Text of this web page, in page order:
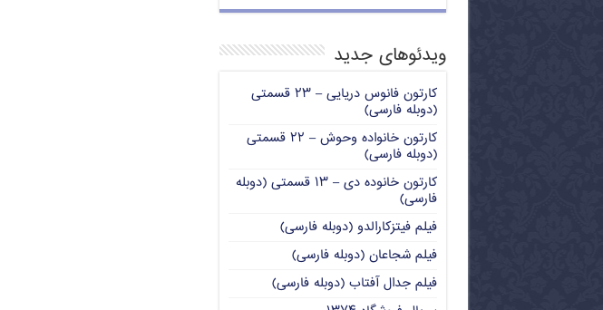
ویدئوهای جدید
کارتون فانوس دریایی – ۲۳ قسمتی
(دوبله فارسی)
کارتون خانواده وحوش – ۲۲ قسمتی
(دوبله فارسی)
کارتون خانوده دی – ۱۳ قسمتی (دوبله
فارسی)
فیلم فیتزکارالدو (دوبله فارسی)
فیلم شجاعان (دوبله فارسی)
فیلم جدال آفتاب (دوبله فارسی)